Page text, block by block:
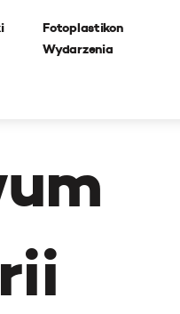
Fotoplastikon
Wydarzenia